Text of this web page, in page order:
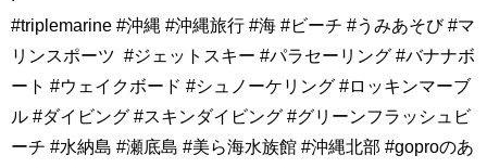
#triplemarine #沖縄 #沖縄旅行 #海 #ビーチ #うみあそび #マ
リンスポーツ #ジェットスキー #パラセーリング #バナナボ
ート #ウェイクボード #シュノーケリング #ロッキンマーブ
ル #ダイビング #スキンダイビング #グリーンフラッシュビ
ーチ #水納島 #瀬底島 #美ら海水族館 #沖縄北部 #goproのあ